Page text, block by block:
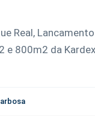
Real,
e 800m2 da